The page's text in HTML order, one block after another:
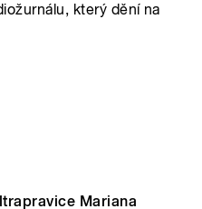
který dění na
Mariana